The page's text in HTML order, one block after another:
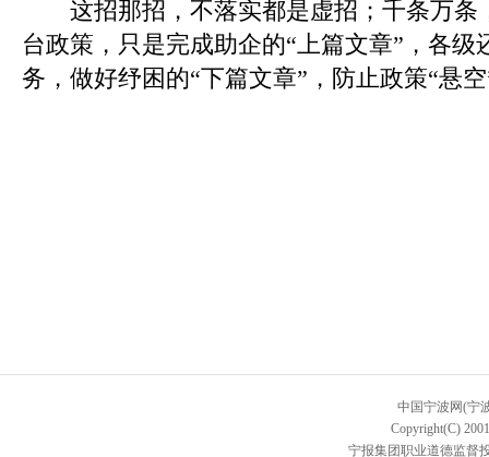
这招那招，不落实都是虚招；千条万条
台政策，只是完成助企的“上篇文章”，各级
务，做好纾困的“下篇文章”，防止政策“悬
中国宁波网(宁
Copyright(C)
宁报集团职业道德监督